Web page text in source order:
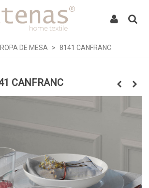
ROPA DE MESA > 8141 CANFRANC
CANFRANC